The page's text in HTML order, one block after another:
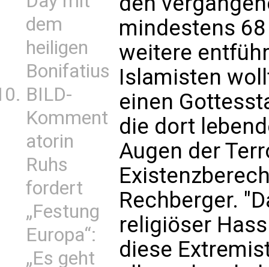
dem
heiligen
Bonifatius
BILD-
Komment
atorin
Ruhs
fordert
„Festung
Europa“:
„Es geht
mindestens
weitere
Islamisten
einen
die dort
Augen der
Rechberger.
religiöser
diese